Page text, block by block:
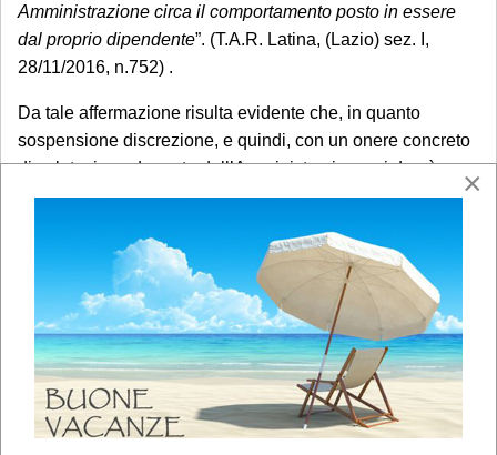
Amministrazione circa il comportamento posto in essere
dal proprio dipendente”. (T.A.R. Latina, (Lazio) sez. I,
28/11/2016, n.752) .
Da tale affermazione risulta evidente che, in quanto
sospensione discrezione, e quindi, con un onere concreto
di valutazione da parte dell’Amministrazione, si dovrà
necessariamente attendere un sindacato, appunto,
dall’idoneità in concreto a comportare la perdita del grado
ma, più che altro relativa al rapporto tra fatto e gravità del
reato contestato.
Art. 917 – “Sospensione precauzionale facoltativa
connessa a procedimento disciplinare”
×